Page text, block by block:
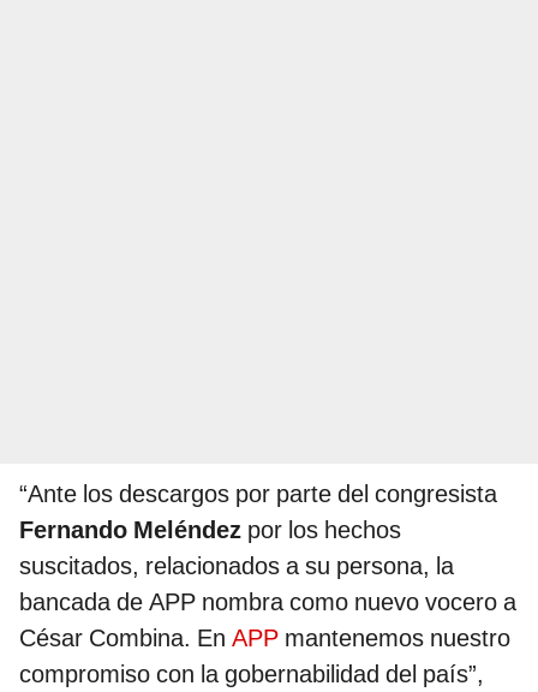
“Ante los descargos por parte del congresista
Fernando Meléndez por los hechos
suscitados, relacionados a su persona, la
bancada de APP nombra como nuevo vocero a
César Combina. En APP mantenemos nuestro
compromiso con la gobernabilidad del país”,